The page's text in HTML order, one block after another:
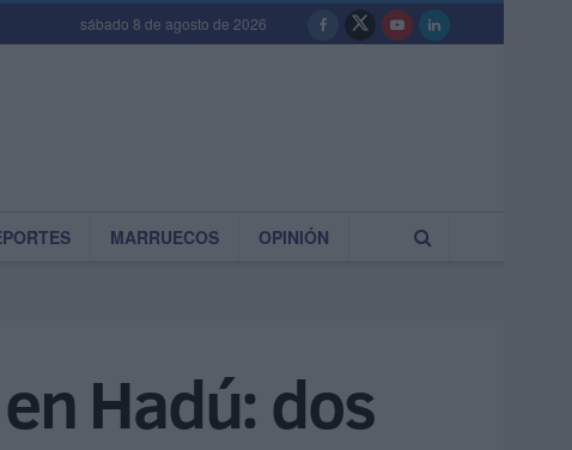
sábado 8 de agosto de 2026
MARRUECOS OPINIÓN
Hadú: dos